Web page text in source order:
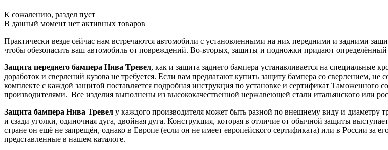
К сожалению, раздел пуст
В данный момент нет активных товаров
Практически везде сейчас нам встречаются автомобили с установленными на них передними и задними
чтобы обезопасить ваш автомобиль от повреждений. Во-вторых, защиты и подножки придают
Защита переднего бампера Нива Тревел, как и защита заднего бампера устанавливается на
доработок и сверлений кузова не требуется. Если вам предлагают купить защиту бампера со сверлением,
комплекте с каждой защитой поставляется подробная инструкция по установке и сертификат
производителями. Все изделия выполнены из высококачественной нержавеющей стали итальянского или
Защита бампера Нива Тревел у каждого производителя может быть разной по внешнему виду и диаметру
и сзади уголки, одиночная дуга, двойная дуга. Конструкция, которая в отличие от обычной защиты
стране он ещё не запрещён, однако в Европе (если он не имеет европейского сертификата) или в России за
представленные в нашем каталоге.